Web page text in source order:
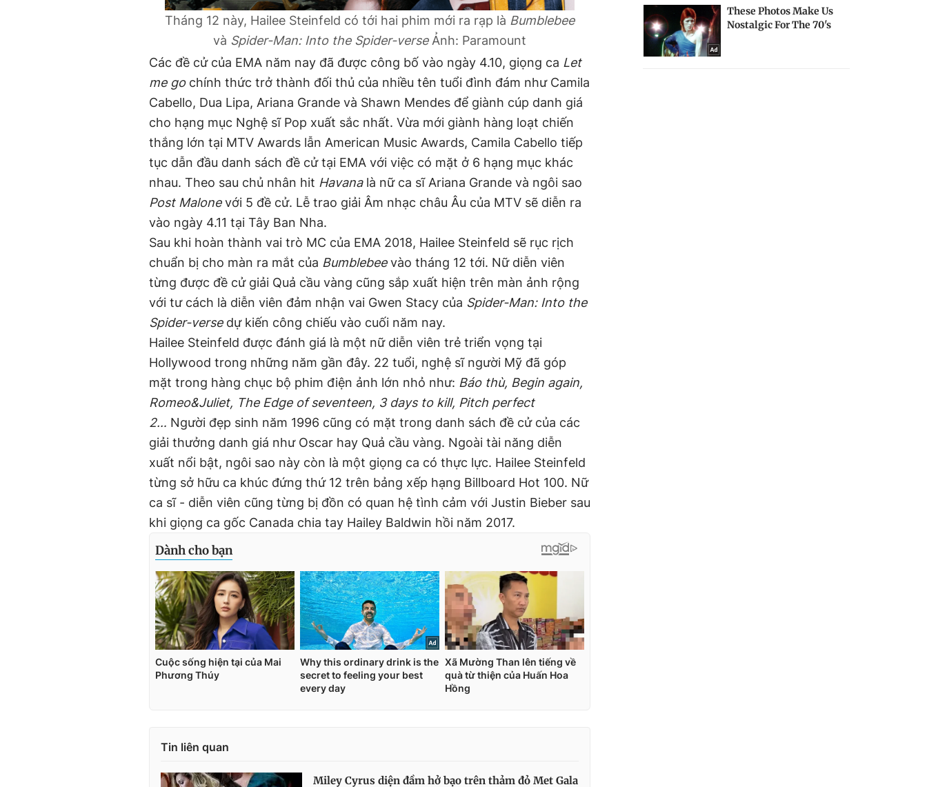
Tháng 12 này, Hailee Steinfeld có tới hai phim mới ra rạp là Bumblebee
và Spider-Man: Into the Spider-verse Ảnh: Paramount
Các đề cử của EMA năm nay đã được công bố vào ngày 4.10, giọng ca Let
me gochính thức trở thành đối thủ của nhiều tên tuổi đình đám như Camila
Cabello, Dua Lipa, Ariana Grande và Shawn Mendes để giành cúp danh giá
cho hạng mục Nghệ sĩ Pop xuất sắc nhất. Vừa mới giành hàng loạt chiến
thắng lớn tại MTV Awards lẫn American Music Awards, Camila Cabello tiếp
tục dẫn đầu danh sách đề cử tại EMA với việc có mặt ở 6 hạng mục khác
nhau. Theo sau chủ nhân hit Havanalà nữ ca sĩ Ariana Grande và ngôi sao
Post Malonevới 5 đề cử. Lễ trao giải Âm nhạc châu Âu của MTV sẽ diễn ra
vào ngày 4.11 tại Tây Ban Nha.
Sau khi hoàn thành vai trò MC của EMA 2018, Hailee Steinfeld sẽ rục rịch
chuẩn bị cho màn ra mắt của Bumblebeevào tháng 12 tới. Nữ diễn viên
từng được đề cử giải Quả cầu vàng cũng sắp xuất hiện trên màn ảnh rộng
với tư cách là diễn viên đảm nhận vai Gwen Stacy của Spider-Man: Into the
Spider-versedự kiến công chiếu vào cuối năm nay.
Hailee Steinfeld được đánh giá là một nữ diễn viên trẻ triển vọng tại
Hollywood trong những năm gần đây. 22 tuổi, nghệ sĩ người Mỹ đã góp
mặt trong hàng chục bộ phim điện ảnh lớn nhỏ như: Báo thù, Begin again,
Romeo&Juliet, The Edge of seventeen, 3 days to kill, Pitch perfect
2… Người đẹp sinh năm 1996 cũng có mặt trong danh sách đề cử của các
giải thưởng danh giá như Oscar hay Quả cầu vàng. Ngoài tài năng diễn
xuất nổi bật, ngôi sao này còn là một giọng ca có thực lực. Hailee Steinfeld
từng sở hữu ca khúc đứng thứ 12 trên bảng xếp hạng Billboard Hot 100. Nữ
ca sĩ - diễn viên cũng từng bị đồn có quan hệ tình cảm với Justin Bieber sau
khi giọng ca gốc Canada chia tay Hailey Baldwin hồi năm 2017.
Tin liên quan
Miley Cyrus diện đầm hở bạo trên thảm đỏ Met Gala